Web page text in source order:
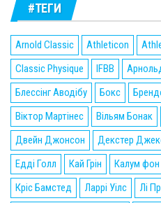
#ТЕГИ
Arnold Classic Athleticon
Classic Physique
IFBB
Блессінг Аводібу
Бокс
Віктор Мартінес
Вільям Бонак
Двейн Джонсон
Декстер
Едді Голл
Кай Грін Калум
Кріс Бамстед
Ларрі Уілс Лі